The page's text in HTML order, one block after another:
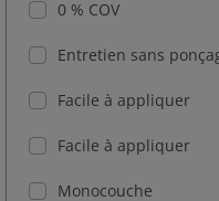
0 % COV
Entretien sans
Facile à appliquer
Facile à appliquer
Monocouche